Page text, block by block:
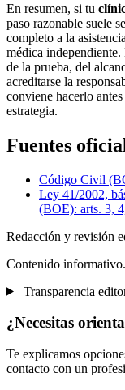
En resumen, si tu
paso razonable suele
completo a la
médica
de la prueba, del
acreditarse la
conviene hacerlo
estrategia.
Fuentes
Código Civil
Ley 41/2002,
(BOE): arts. 3,
Redacción y revisión
Contenido
Transparencia
¿Necesitas
Te explicamos
contacto con un